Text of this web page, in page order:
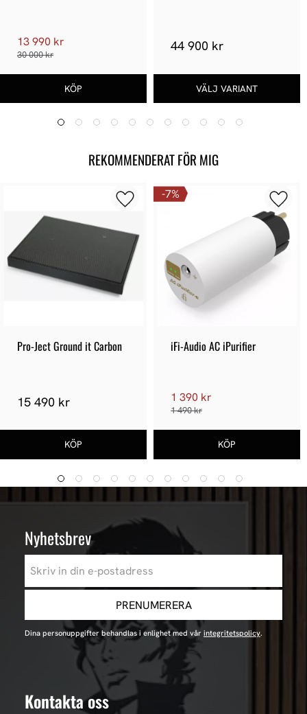
13 990 kr
30 000 kr
44 900 kr
REKOMMENDERAT FÖR MIG
Pro-Ject Ground it Carbon
15 490 kr
iFi-Audio AC iPurifier
1 390 kr
1 490 kr
7%
Nyhetsbrev
PRENUMERERA
Dina personuppgifter behandlas i enlighet med vår integritetspolicy.
Kontakta oss